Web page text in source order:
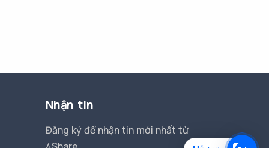
Nhận tin
Đăng ký để nhận tin mới nhất từ